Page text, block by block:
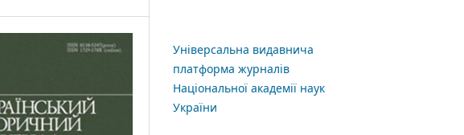
Універсальна видавнича
платформа журналів
Національної академії наук
України